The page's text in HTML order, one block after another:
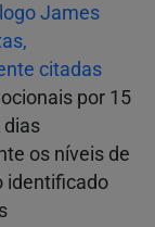
James
citadas
por 15
dias
os níveis de
identificado